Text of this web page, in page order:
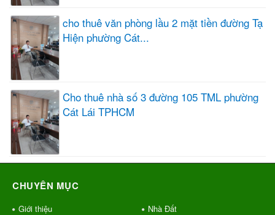
cho thuê văn phòng lầu 2 mặt tiền đường Tạ
Hiện phường Cát...
Cho thuê nhà số 3 đường 105 TML phường
Cát Lái TPHCM
CHUYÊN MỤC
Giới thiệu
Nhà Đất